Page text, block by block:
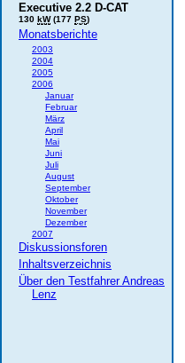
Executive 2.2 D-CAT
130 kW(177 PS)
Monatsberichte
2003
2004
2005
2006
Januar
Februar
März
April
Mai
Juni
Juli
August
September
Oktober
November
Dezember
2007
Diskussionsforen
Inhaltsverzeichnis
Über den Testfahrer Andreas
Lenz